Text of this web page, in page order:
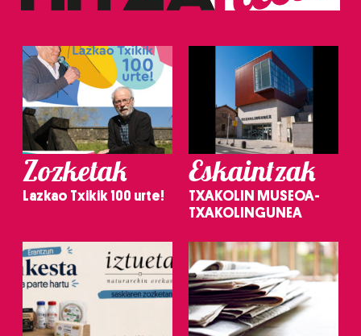
Zozketak
Lazkao Txikik 100 urte!
Eskaintzak
TXAKOLIN MUSEOA-
TXAKOLINGUNEA